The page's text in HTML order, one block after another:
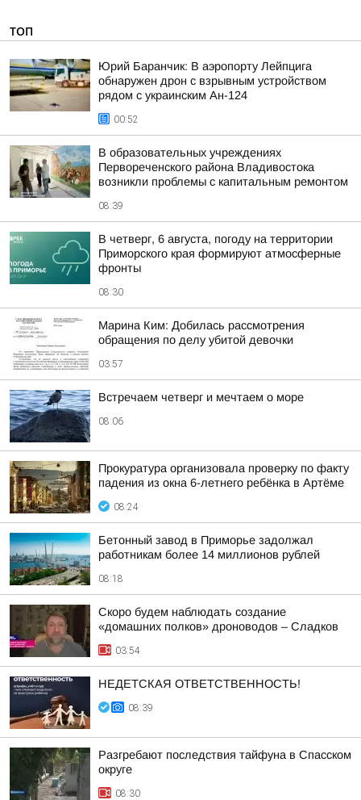
ТОП
Юрий Баранчик: В аэропорту Лейпцига
обнаружен дрон с взрывным устройством
рядом с украинским Ан-124
00:52
В образовательных учреждениях
Первореченского района Владивостока
возникли проблемы с капитальным ремонтом
08:39
В четверг, 6 августа, погоду на территории
Приморского края формируют атмосферные
фронты
08:30
Марина Ким: Добилась рассмотрения
обращения по делу убитой девочки
03:57
Встречаем четверг и мечтаем о море
08:06
Прокуратура организовала проверку по факту
падения из окна 6-летнего ребёнка в Артёме
08:24
Бетонный завод в Приморье задолжал
работникам более 14 миллионов рублей
08:18
Скоро будем наблюдать создание
«домашних полков» дроноводов – Сладков
03:54
НЕДЕТСКАЯ ОТВЕТСТВЕННОСТЬ!
08:39
Разгребают последствия тайфуна в Спасском
округе
08:30